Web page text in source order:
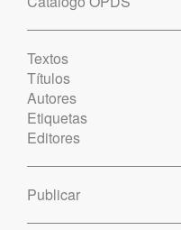
Textos
Títulos
Autores
Etiquetas
Editores
Publicar